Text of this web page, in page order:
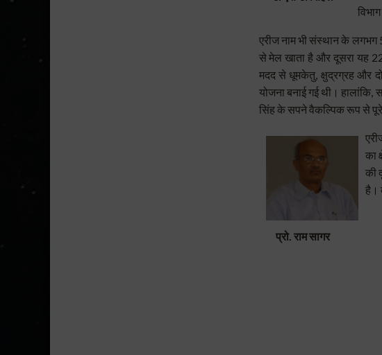
एरीज नामभी संस्थान के लगभग
से मेल खाता है और दूसरा यह
मदद से धूमकेतु, क्षुद्रग्रह और
योजना बनाई गई थी। हालांकि,
सिंह के सपने वैकल्पिक रूप से
प्रो. राम सागर
का
की
है।